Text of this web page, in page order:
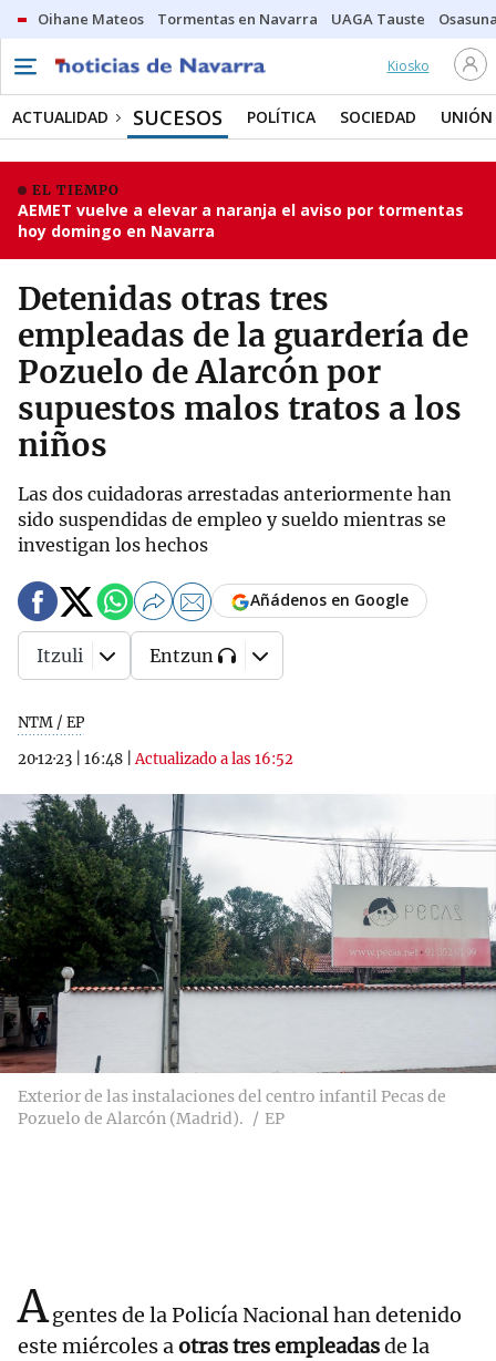
Oihane Mateos Tormentas en Navarra UAGA Tauste
Kiosko
ACTUALIDAD SUCESOS POLÍTICA SOCIEDAD UNIÓN
EL TIEMPO
AEMET vuelve a elevar a naranja el aviso por tormentas
hoy domingo en Navarra
Detenidas otras tres
empleadas de la guardería de
Pozuelo de Alarcón por
supuestos malos tratos a los
niños
Las dos cuidadoras arrestadas anteriormente han
sido suspendidas de empleo y sueldo mientras se
investigan los hechos
NTM / EP
20·12·23
16:48 |Actualizado a las 16:52
Añádenos en Google
Itzuli Entzun
Exterior de las instalaciones del centro infantil Pecas de
Pozuelo de Alarcón (Madrid).
EP
Agentes de la Policía Nacional han detenido
este miércoles aotras tres empleadasde la